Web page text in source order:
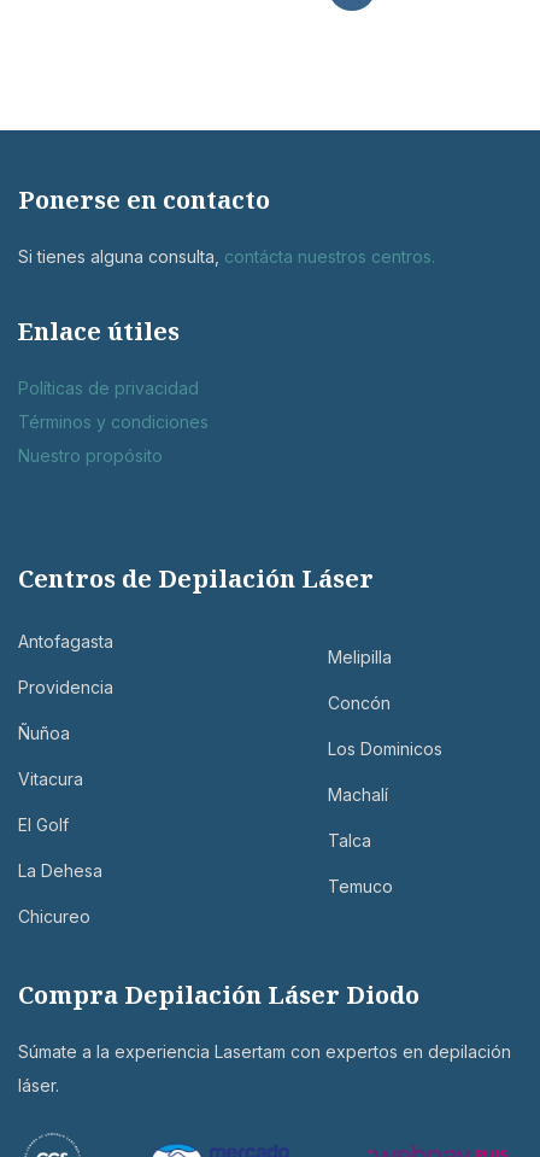
Ponerse en contacto
Si tienes alguna consulta, contácta nuestros centros.
Enlace útiles
Políticas de privacidad
Términos y condiciones
Nuestro propósito
Centros de Depilación Láser
Antofagasta
Providencia
Ñuñoa
Vitacura
El Golf
La Dehesa
Chicureo
Melipilla
Concón
Los Dominicos
Machalí
Talca
Temuco
Compra Depilación Láser Diodo
Súmate a la experiencia Lasertam con expertos en depilación
láser.